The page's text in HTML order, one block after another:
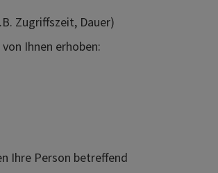
Zugriffszeit, Dauer)
Ihnen erhoben:
Ihre Person betreffend